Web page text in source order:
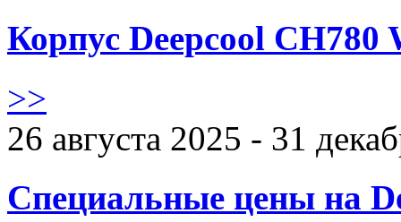
Корпус Deepcool CH780
>>
26 августа 2025 - 31
Специальные цены на